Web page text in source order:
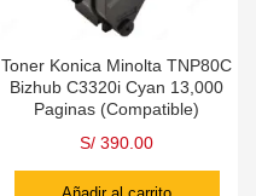
Toner Konica Minolta TNP80C
Bizhub C3320i Cyan 13,000
Paginas (Compatible)
S/ 390.00